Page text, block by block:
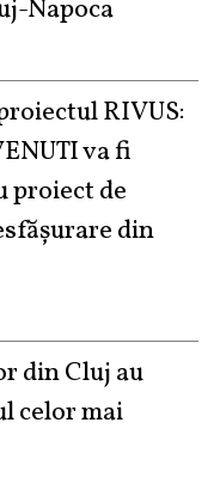
Napoca
RIVUS:
va fi
proiect de
din
din Cluj au
celor mai